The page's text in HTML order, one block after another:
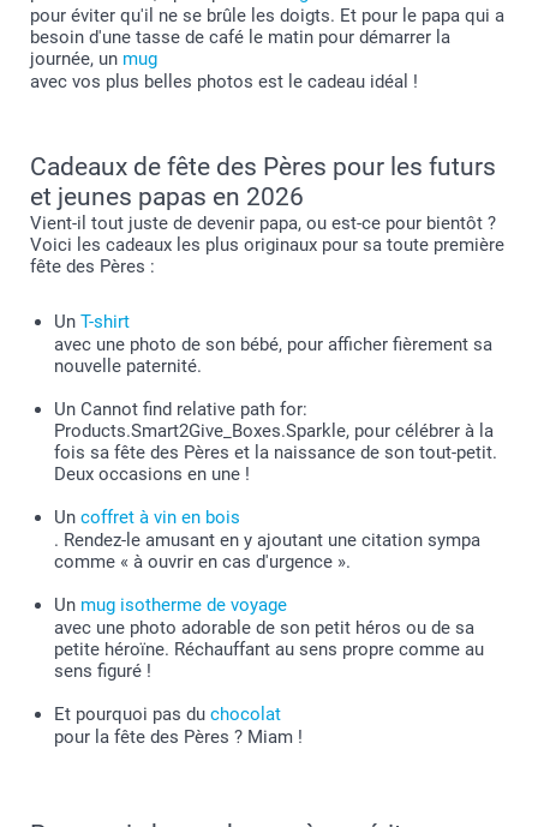
pour éviter qu'il ne se brûle les doigts. Et pour le papa qui a
besoin d'une tasse de café le matin pour démarrer la
journée, un mug
avec vos plus belles photos est le cadeau idéal !
Cadeaux de fête des Pères pour les futurs
et jeunes papas en 2026
Vient-il tout juste de devenir papa, ou est-ce pour bientôt ?
Voici les cadeaux les plus originaux pour sa toute première
fête des Pères :
Un T-shirt
avec une photo de son bébé, pour afficher fièrement sa
nouvelle paternité.
Un Cannot find relative path for:
Products.Smart2Give_Boxes.Sparkle, pour célébrer à la
fois sa fête des Pères et la naissance de son tout-petit.
Deux occasions en une !
Un coffret à vin en bois
. Rendez-le amusant en y ajoutant une citation sympa
comme « à ouvrir en cas d'urgence ».
Un mug isotherme de voyage
avec une photo adorable de son petit héros ou de sa
petite héroïne. Réchauffant au sens propre comme au
sens figuré !
Et pourquoi pas du chocolat
pour la fête des Pères ? Miam !